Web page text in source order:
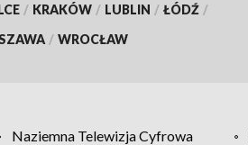
/ KRAKÓW / LUBLIN / ŁÓDŹ /
/ WROCŁAW
Naziemna Telewizja Cyfrowa